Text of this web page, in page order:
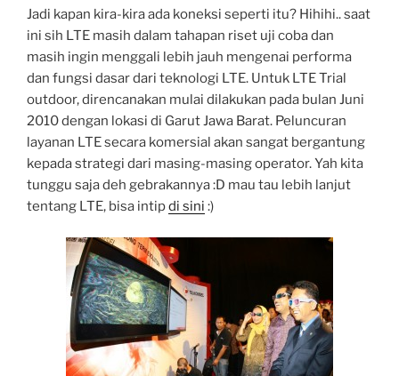
Jadi kapan kira-kira ada koneksi seperti itu? Hihihi.. saat
ini sih LTE masih dalam tahapan riset uji coba dan
masih ingin menggali lebih jauh mengenai performa
dan fungsi dasar dari teknologi LTE. Untuk LTE Trial
outdoor, direncanakan mulai dilakukan pada bulan Juni
2010 dengan lokasi di Garut Jawa Barat. Peluncuran
layanan LTE secara komersial akan sangat bergantung
kepada strategi dari masing-masing operator. Yah kita
tunggu saja deh gebrakannya :D mau tau lebih lanjut
tentang LTE, bisa intipdi sini :)